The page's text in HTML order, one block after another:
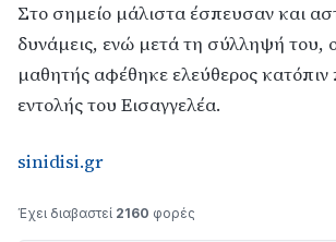
Στο σημείο μάλιστα έσπευσαν και
δυνάμεις, ενώ μετά τη σύλληψή του,
μαθητής αφέθηκε ελεύθερος
εντολής του Εισαγγελέα.
sinidisi.gr
Έχει διαβαστεί 2160 φορές